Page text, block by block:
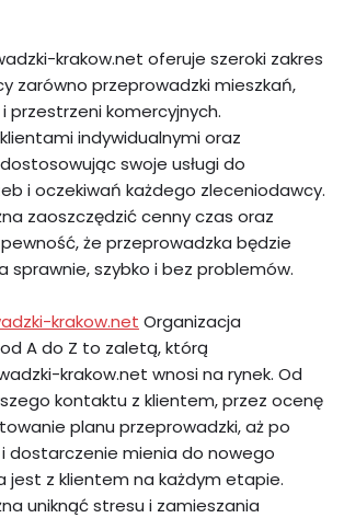
krakow.net oferuje szeroki zakres
zarówno przeprowadzki mieszkań,
przestrzeni komercyjnych.
indywidualnymi oraz
swoje usługi do
i oczekiwań każdego zleceniodawcy.
zaoszczędzić cenny czas oraz
że przeprowadzka będzie
sprawnie, szybko i bez problemów.
krakow.net Organizacja
A do Z to zaletą, którą
krakow.net wnosi na rynek. Od
kontaktu z klientem, przez ocenę
planu przeprowadzki, aż po
dostarczenie mienia do nowego
jest z klientem na każdym etapie.
uniknąć stresu i zamieszania